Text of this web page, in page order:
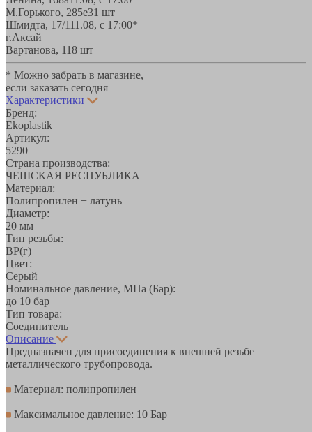
М.Горького, 285е31 шт
Шмидта, 17/111.08, с 17:00*
г.Аксай
Вартанова, 118 шт
* Можно забрать в магазине,
если заказать сегодня
Характеристики
Бренд:
Ekoplastik
Артикул:
5290
Страна производства:
ЧЕШСКАЯ РЕСПУБЛИКА
Материал:
Полипропилен + латунь
Диаметр:
20 мм
Тип резьбы:
ВР(г)
Цвет:
Серый
Номинальное давление, МПа (Бар):
до 10 бар
Тип товара:
Соединитель
Описание
Предназначен для присоединения к внешней резьбе
металлического трубопровода.
Материал: полипропилен
Максимальное давление: 10 Бар